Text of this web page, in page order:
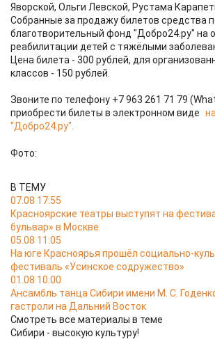
Яворской, Ольги Левской, Рустама
Собранные за продажу билетов средства
благотворительный фонд "Добро24.ру" на
реабилитации детей с тяжёлыми
Цена билета - 300 рублей, для
классов - 150 рублей.
Звоните по телефону +7 963 261 71 79
приобрести билеты в электронном виде
"Добро24.ру".
Фото:
В ТЕМУ
07.08 17:55
Красноярские театры выступят на
бульвар» в Москве
05.08 11:05
На юге Красноярья прошёл социально-
фестиваль «Усинское содружество»
01.08 10:00
Ансамбль танца Сибири имени М. С.
гастроли на Дальний Восток
Смотреть все материалы в теме
Сибири - высокую культуру!